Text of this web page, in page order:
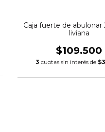
Caja fuerte de abulonar
liviana
$109.500
3 cuotas sin interés de